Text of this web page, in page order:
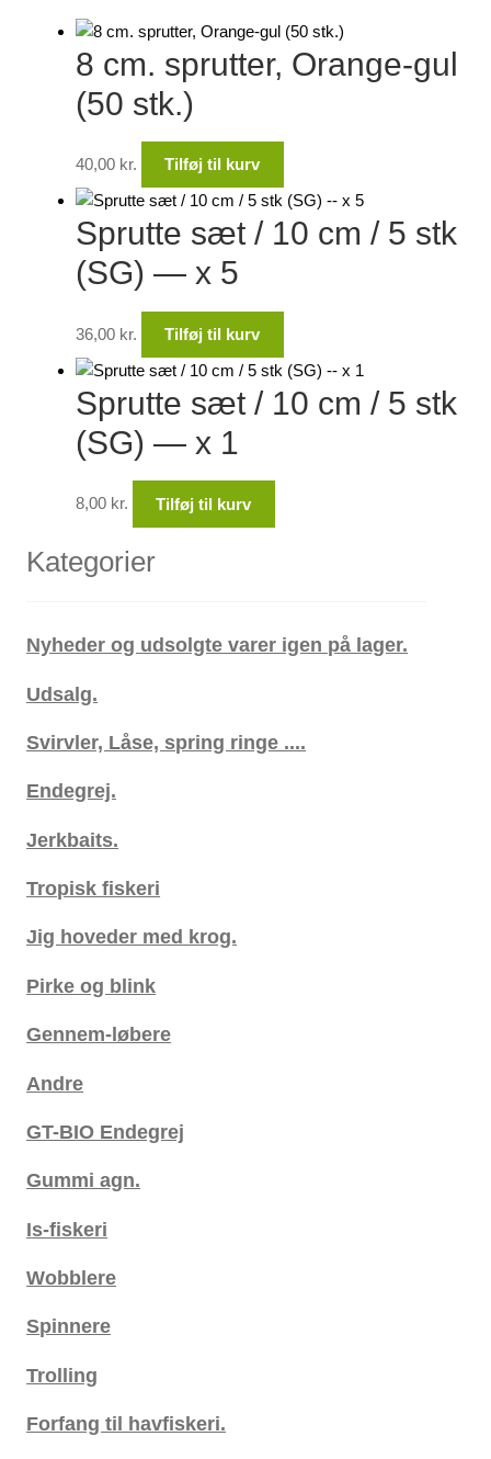
8 cm. sprutter, Orange-gul
(50 stk.)
40,00 kr. Tilføj til kurv
Sprutte sæt / 10 cm / 5 stk
(SG) — x 5
36,00 kr. Tilføj til kurv
Sprutte sæt / 10 cm / 5 stk
(SG) — x 1
8,00 kr. Tilføj til kurv
Kategorier
Nyheder og udsolgte varer igen på lager.
Udsalg.
Svirvler, Låse, spring ringe ....
Endegrej.
Jerkbaits.
Tropisk fiskeri
Jig hoveder med krog.
Pirke og blink
Gennem-løbere
Andre
GT-BIO Endegrej
Gummi agn.
Is-fiskeri
Wobblere
Spinnere
Trolling
Forfang til havfiskeri.